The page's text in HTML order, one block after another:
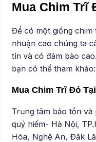
Mua Chim Trĩ
Để có một giống chim
nhuận cao chúng ta
tín và có đảm bảo
bạn có thể tham khảo:
Mua Chim Trĩ Đỏ
Trung tâm bảo tồn
quý hiếm- Hà Nội,
Hòa, Nghệ An, Đăk